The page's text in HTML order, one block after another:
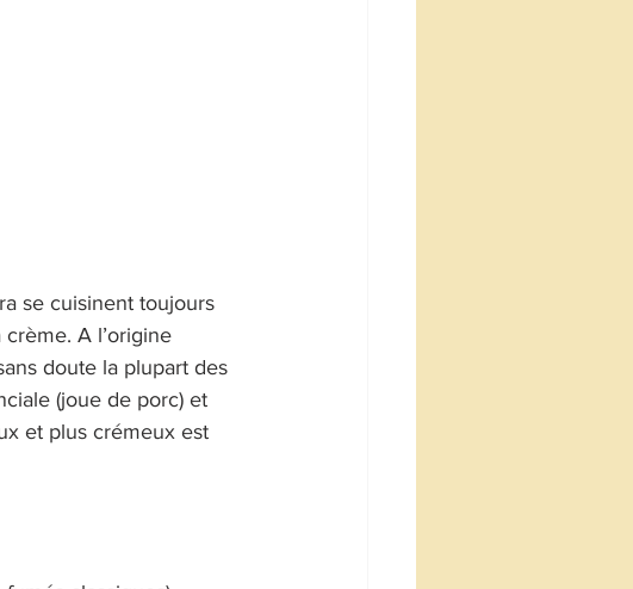
se cuisinent toujours
A l’origine
doute la plupart des
(joue de porc) et
et plus crémeux est